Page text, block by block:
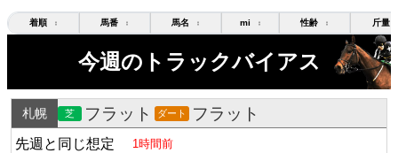
着順 ↕ 馬番 ↕ 馬名 ↕ mi ↕ 性齢 ↕ 斤量
今週のトラックバイアス
札幌 芝 フラット ダート フラット
先週と同じ想定 1時間前